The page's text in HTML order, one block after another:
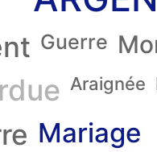
Guerre
Araignée
Mariage